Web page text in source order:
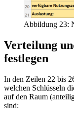
Abbildung 23:
Verteilung
festlegen
In den Zeilen 22 bis
welchen Schlüsseln
auf den Raum
sind: